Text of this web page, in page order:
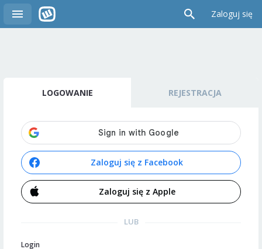
Zaloguj się
LOGOWANIE REJESTRACJA
Zaloguj się z Facebook
Zaloguj się z Apple
LUB
Login